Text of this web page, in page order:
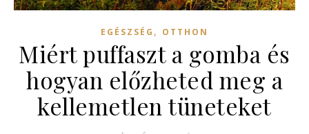
EGÉSZSÉG , OTTHON
Miért puffaszt a gomba és
hogyan előzheted meg a
kellemetlen tüneteket